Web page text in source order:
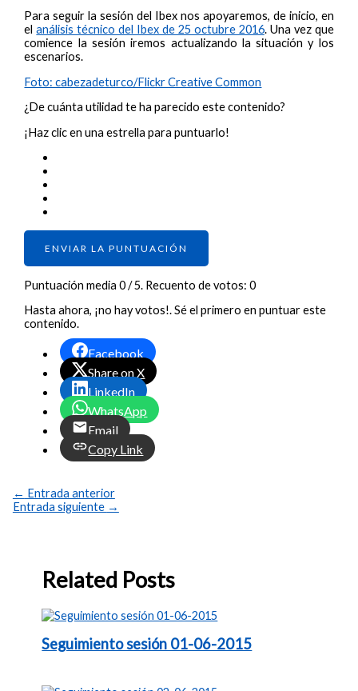
Para seguir la sesión del Ibex nos apoyaremos, de inicio, en
elanálisis técnico del Ibex de 25 octubre 2016. Una vez que
comience la sesión iremos actualizando la situación y los
escenarios.
Foto: cabezadeturco/Flickr Creative Common
¿De cuánta utilidad te ha parecido este contenido?
¡Haz clic en una estrella para puntuarlo!
ENVIAR LA PUNTUACIÓN
Puntuación media0/ 5. Recuento de votos:0
Hasta ahora, ¡no hay votos!. Sé el primero en puntuar este
contenido.
Facebook
Share on X
LinkedIn
WhatsApp
Email
Copy Link
← Entrada anterior
Entrada siguiente →
Related Posts
Seguimiento sesión 01-06-2015